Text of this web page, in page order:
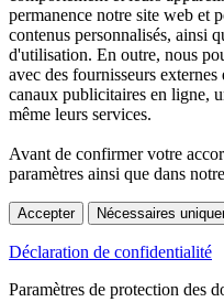
permanence notre site web et
contenus personnalisés, ainsi
d'utilisation. En outre, nous
avec des fournisseurs
canaux publicitaires en ligne,
même leurs services.
Avant de confirmer votre
paramètres ainsi que dans notre
Accepter Nécessaires
Déclaration de confidentialité
Paramètres de protection des